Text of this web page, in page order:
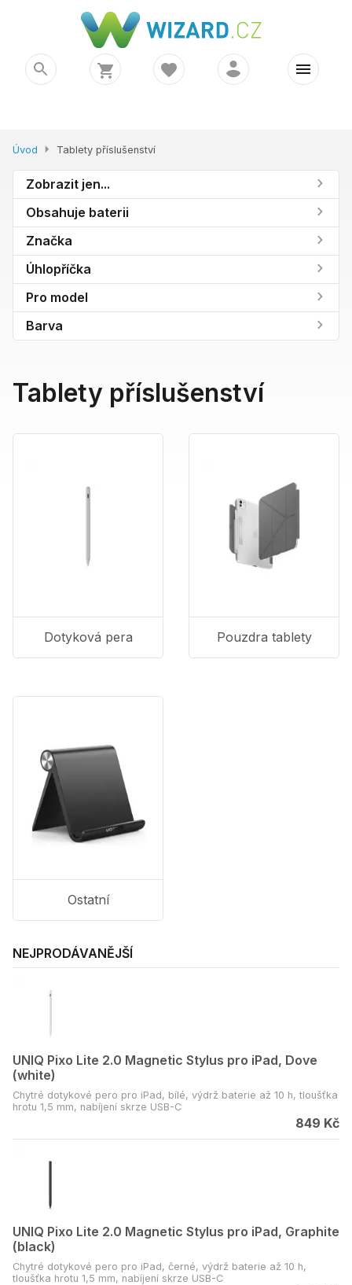
Úvod Tablety příslušenství
Zobrazit jen...
Obsahuje baterii
Značka
Úhlopříčka
Pro model
Barva
Tablety příslušenství
Dotyková pera Pouzdra tablety
Ostatní
NEJPRODÁVANĚJŠÍ
UNIQ Pixo Lite 2.0 Magnetic Stylus pro iPad, Dove
(white)
Chytré dotykové pero pro iPad, bílé, výdrž baterie až 10 h, tloušťka
hrotu 1,5 mm, nabíjení skrze USB-C
849 Kč
UNIQ Pixo Lite 2.0 Magnetic Stylus pro iPad, Graphite
(black)
Chytré dotykové pero pro iPad, černé, výdrž baterie až 10 h,
tloušťka hrotu 1,5 mm, nabíjení skrze USB-C